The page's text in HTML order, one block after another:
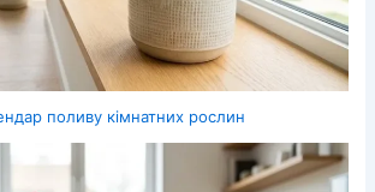
поливу кімнатних рослин